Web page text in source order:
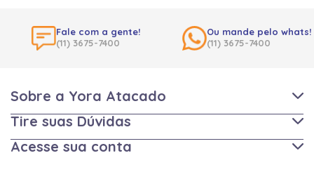
Fale com a gente!
(11) 3675-7400
Ou mande pelo whats!
(11) 3675-7400
Sobre a Yora Atacado
Tire suas Dúvidas
Acesse sua conta